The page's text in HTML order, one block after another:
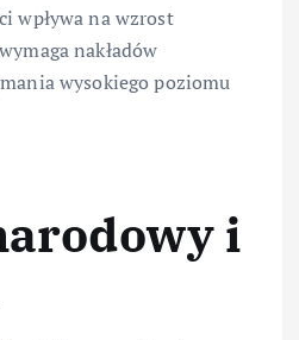
wpływa na wzrost
nakładów
wysokiego poziomu
i